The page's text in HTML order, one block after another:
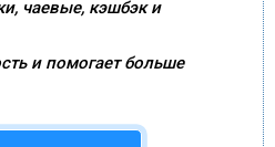
чаевые, кэшбэк и
и помогает больше